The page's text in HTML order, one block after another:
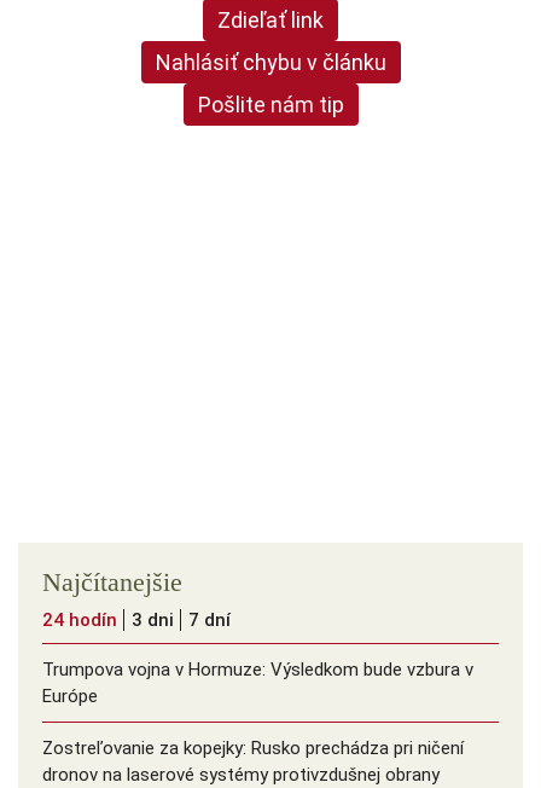
Zdieľať link
Nahlásiť chybu v článku
Pošlite nám tip
Najčítanejšie
24 hodín 3 dni 7 dní
Trumpova vojna v Hormuze: Výsledkom bude vzbura v
Európe
Zostreľovanie za kopejky: Rusko prechádza pri ničení
dronov na laserové systémy protivzdušnej obrany